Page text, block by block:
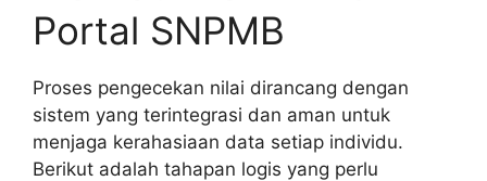
Portal SNPMB
Proses pengecekan nilai dirancang dengan
sistem yang terintegrasi dan aman untuk
menjaga kerahasiaan data setiap individu.
Berikut adalah tahapan logis yang perlu